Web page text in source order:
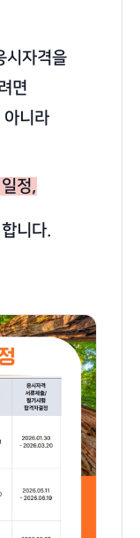
시자격을
면
아니라
정,
니다.